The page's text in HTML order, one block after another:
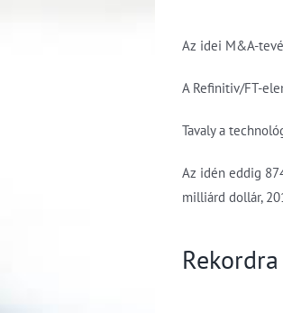
Az idei M&A-
A Refinitiv/FT-
Tavaly a
Az idén eddig
milliárd dollár,